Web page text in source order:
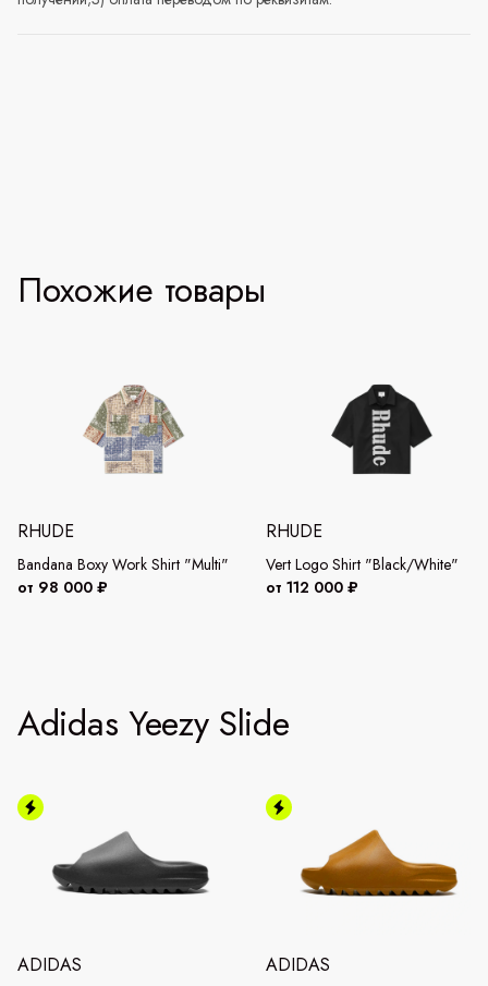
Похожие товары
RHUDE
Bandana Boxy Work Shirt "Multi"
от 98 000 ₽
RHUDE
Vert Logo Shirt "Black/White"
от 112 000 ₽
Adidas Yeezy Slide
ADIDAS ADIDAS